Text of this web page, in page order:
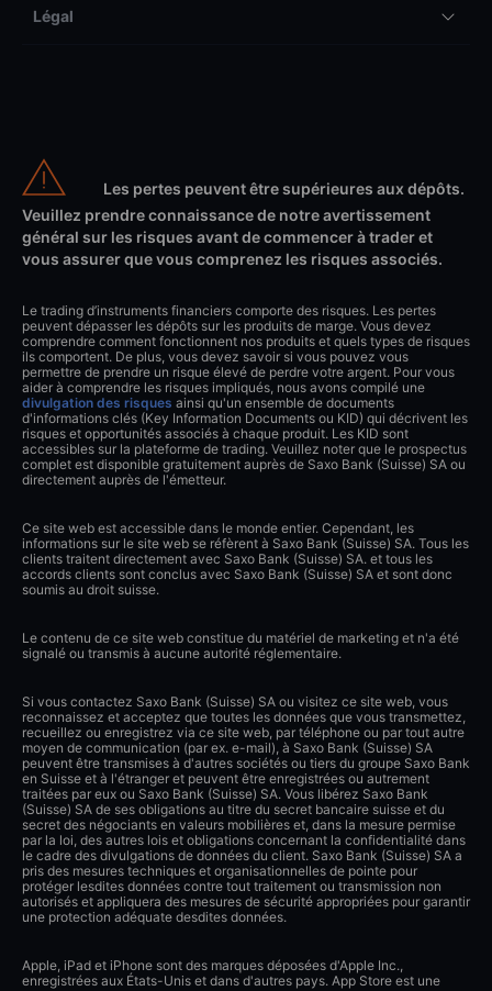
Légal
Les pertes peuvent être supérieures aux dépôts.
Veuillez prendre connaissance de notre avertissement
général sur les risques avant de commencer à trader et
vous assurer que vous comprenez les risques associés.
Le trading d’instruments financiers comporte des risques. Les pertes
peuvent dépasser les dépôts sur les produits de marge. Vous devez
comprendre comment fonctionnent nos produits et quels types de risques
ils comportent. De plus, vous devez savoir si vous pouvez vous
permettre de prendre un risque élevé de perdre votre argent. Pour vous
aider à comprendre les risques impliqués, nous avons compilé une
divulgation des risques ainsi qu'un ensemble de documents
d'informations clés (Key Information Documents ou KID) qui décrivent les
risques et opportunités associés à chaque produit. Les KID sont
accessibles sur la plateforme de trading. Veuillez noter que le prospectus
complet est disponible gratuitement auprès de Saxo Bank (Suisse) SA ou
directement auprès de l'émetteur.
Ce site web est accessible dans le monde entier. Cependant, les
informations sur le site web se réfèrent à Saxo Bank (Suisse) SA. Tous les
clients traitent directement avec Saxo Bank (Suisse) SA. et tous les
accords clients sont conclus avec Saxo Bank (Suisse) SA et sont donc
soumis au droit suisse.
Le contenu de ce site web constitue du matériel de marketing et n'a été
signalé ou transmis à aucune autorité réglementaire.
Si vous contactez Saxo Bank (Suisse) SA ou visitez ce site web, vous
reconnaissez et acceptez que toutes les données que vous transmettez,
recueillez ou enregistrez via ce site web, par téléphone ou par tout autre
moyen de communication (par ex. e-mail), à Saxo Bank (Suisse) SA
peuvent être transmises à d'autres sociétés ou tiers du groupe Saxo Bank
en Suisse et à l'étranger et peuvent être enregistrées ou autrement
traitées par eux ou Saxo Bank (Suisse) SA. Vous libérez Saxo Bank
(Suisse) SA de ses obligations au titre du secret bancaire suisse et du
secret des négociants en valeurs mobilières et, dans la mesure permise
par la loi, des autres lois et obligations concernant la confidentialité dans
le cadre des divulgations de données du client. Saxo Bank (Suisse) SA a
pris des mesures techniques et organisationnelles de pointe pour
protéger lesdites données contre tout traitement ou transmission non
autorisés et appliquera des mesures de sécurité appropriées pour garantir
une protection adéquate desdites données.
Apple, iPad et iPhone sont des marques déposées d'Apple Inc.,
enregistrées aux États-Unis et dans d'autres pays. App Store est une